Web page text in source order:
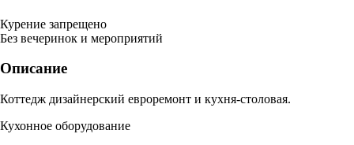
Курение запрещено
Без вечеринок и мероприятий
Описание
Коттедж дизайнерский евроремонт и кухня-столовая.
Кухонное оборудование